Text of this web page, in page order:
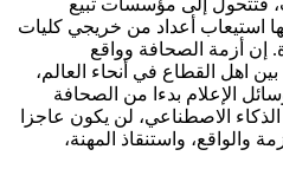
لها استيعاب أعداد من خريجي كليات
إن أزمة الصحافة وواقع
اهل القطاع في أنحاء العالم،
الإعلام بدءا من الصحافة
الاصطناعي، لن يكون عاجزا
والواقع، واستنقاذ المهنة،